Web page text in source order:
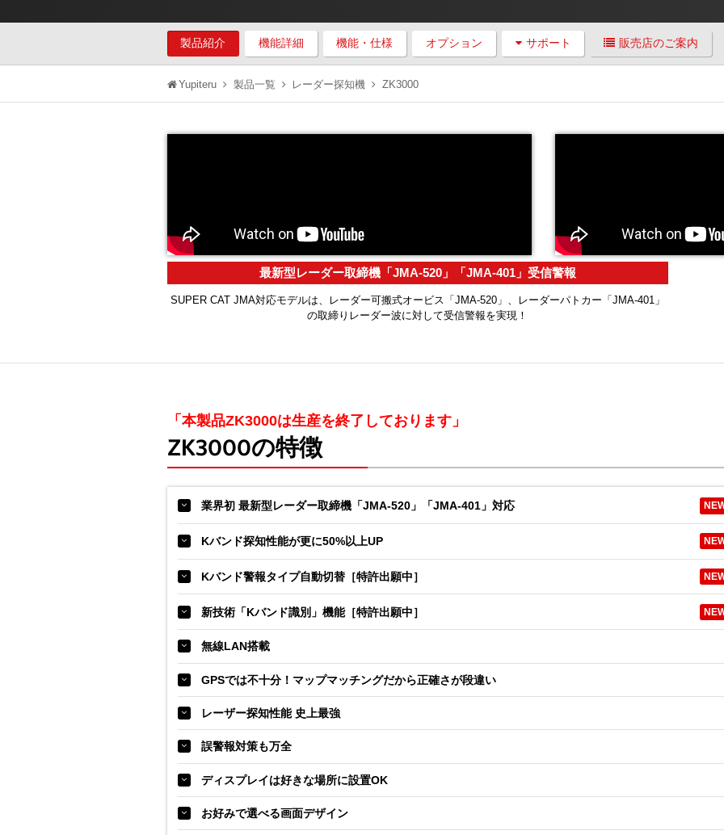
製品紹介 機能詳細 機能・仕様 オプション サポート 販売店のご案内
Yupiteru 製品一覧 レーダー探知機 ZK3000
最新型レーダー取締機「JMA-520」「JMA-401」受信警報
SUPER CAT JMA対応モデルは、レーダー可搬式オービス「JMA-520」、レーダーパトカー「JMA-401」
の取締りレーダー波に対して受信警報を実現！
「本製品ZK3000は生産を終了しております」
ZK3000の特徴
業界初 最新型レーダー取締機「JMA-520」「JMA-401」対応
Kバンド探知性能が更に50%以上UP
Kバンド警報タイプ自動切替［特許出願中］
新技術「Kバンド識別」機能［特許出願中］
無線LAN搭載
GPSでは不十分！マップマッチングだから正確さが段違い
レーザー探知性能 史上最強
誤警報対策も万全
ディスプレイは好きな場所に設置OK
お好みで選べる画面デザイン